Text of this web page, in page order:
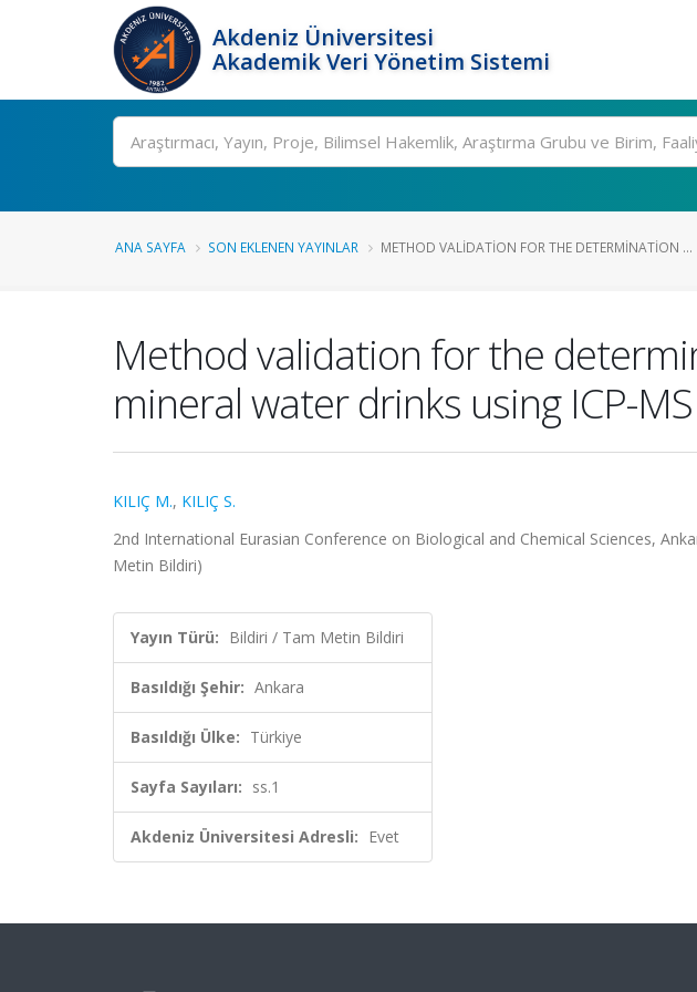
Akdeniz Üniversitesi
Akademik Veri Yönetim Sistemi
Ara
ANA SAYFA SON EKLENEN YAYINLAR METHOD VALIDATION FOR THE DETERMINATION ...
Method validation for the
mineral water drinks using ICP-MS
KILIÇ M., KILIÇ S.
2nd International Eurasian Conference on Biological and Chemical Sciences,
Metin Bildiri)
Yayın Türü: Bildiri / Tam Metin Bildiri
Basıldığı Şehir: Ankara
Basıldığı Ülke: Türkiye
Sayfa Sayıları: ss.1
Akdeniz Üniversitesi Adresli: Evet